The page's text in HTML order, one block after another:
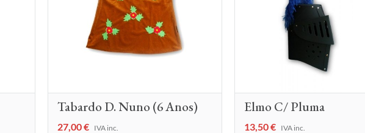
Tabardo D. Nuno (6 Anos)
27,00€ IVA inc.
Elmo C/ Pluma
13,50€ IVA inc.